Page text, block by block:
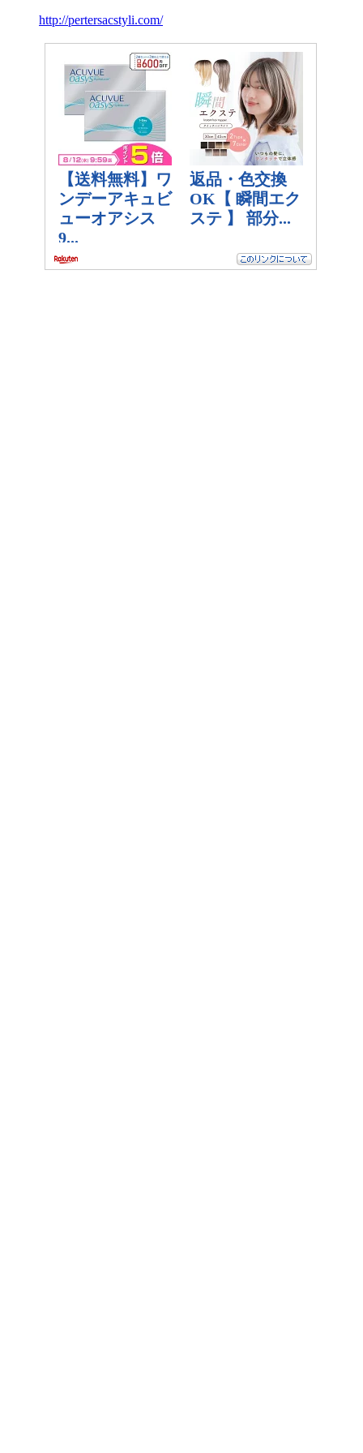
http://pertersacstyli.com/